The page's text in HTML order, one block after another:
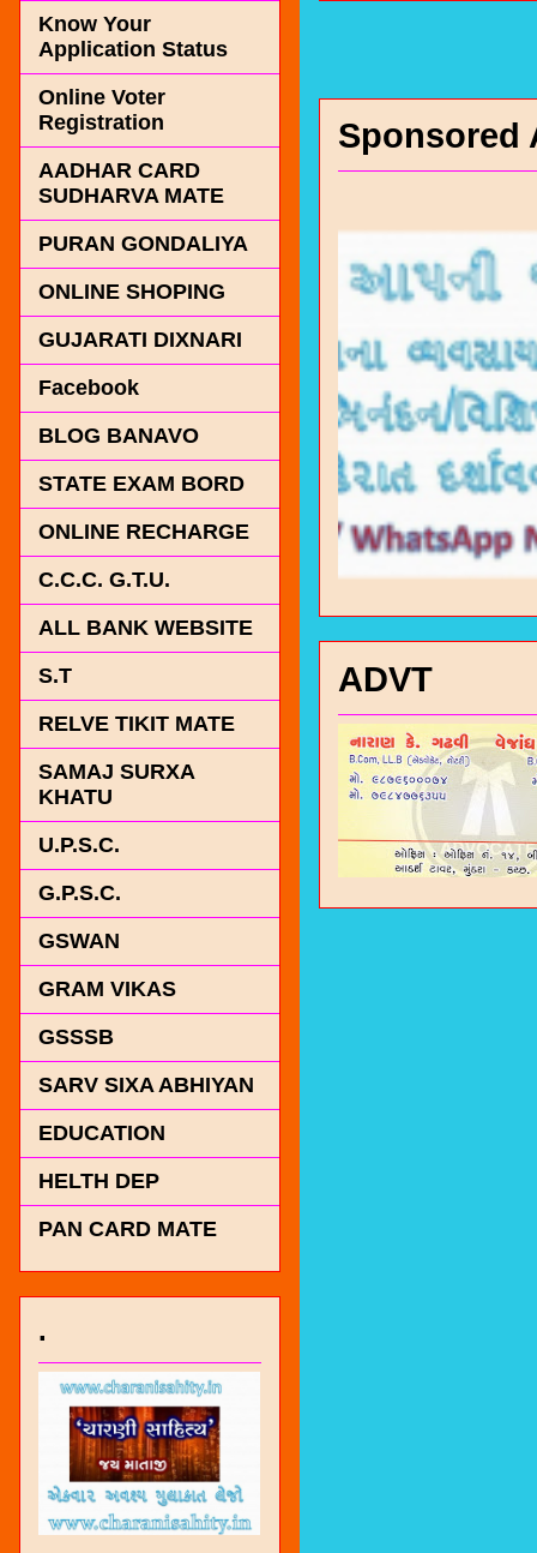
Sponsored
ADVT
Know Your
Application Status
Online Voter
Registration
AADHAR CARD
SUDHARVA MATE
PURAN GONDALIYA
ONLINE SHOPING
GUJARATI DIXNARI
Facebook
BLOG BANAVO
STATE EXAM BORD
ONLINE RECHARGE
C.C.C. G.T.U.
ALL BANK WEBSITE
S.T
RELVE TIKIT MATE
SAMAJ SURXA
KHATU
U.P.S.C.
G.P.S.C.
GSWAN
GRAM VIKAS
GSSSB
SARV SIXA ABHIYAN
EDUCATION
HELTH DEP
PAN CARD MATE
.